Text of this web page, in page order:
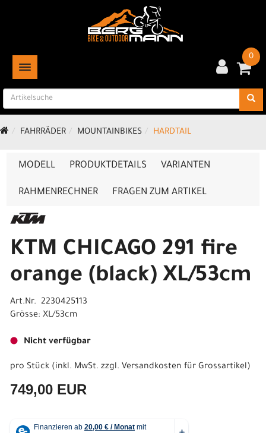
TOGGLE NAVIGATION
0
FAHRRÄDER MOUNTAINBIKES HARDTAIL
MODELL PRODUKTDETAILS VARIANTEN
RAHMENRECHNER FRAGEN ZUM ARTIKEL
KTM CHICAGO 291 fire
orange (black) XL/53cm
Art.Nr. 2230425113
Grösse: XL/53cm
Nicht verfügbar
pro Stück (inkl. MwSt. zzgl. Versandkosten für Grossartikel)
749,00 EUR